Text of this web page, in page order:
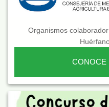
Organismos
CONOCE